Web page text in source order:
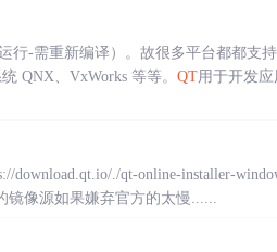
行-需重新编译）。故很多平台都都支持
QNX、VxWorks 等等。 QT用于开发应
download.qt.io/./qt-online-installer-
镜像源如果嫌弃官方的太慢......